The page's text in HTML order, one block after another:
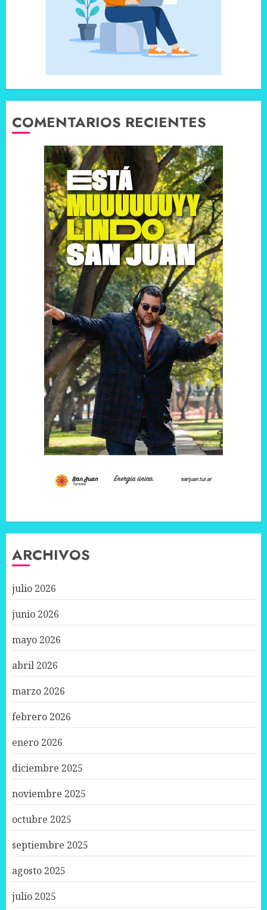
COMENTARIOS RECIENTES
ARCHIVOS
julio 2026
junio 2026
mayo 2026
abril 2026
marzo 2026
febrero 2026
enero 2026
diciembre 2025
noviembre 2025
octubre 2025
septiembre 2025
agosto 2025
julio 2025